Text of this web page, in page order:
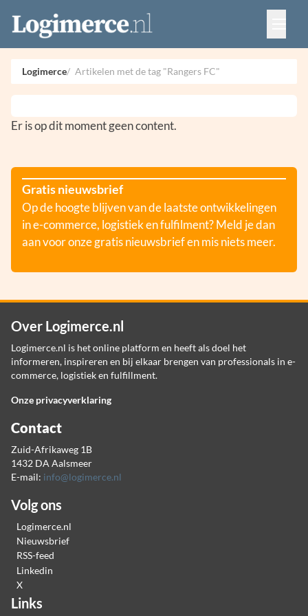
Vacatures
Events
Adverteren
Partners
Logimerce Artikelen met de tag "Rangers FC"
Er is op dit moment geen content.
Gratis nieuwsbrief
Op de hoogte blijven van de laatste ontwikkelingen
in e-commerce, logistiek en fulfilment? Meld je dan
aan voor onze gratis nieuwsbrief en mis niets meer.
Over Logimerce.nl
Logimerce.nl is het online platform en heeft als doel het
informeren, inspireren en bij elkaar brengen van professionals in e-
commerce, logistiek en fulfillment.
Onze privacyverklaring
Contact
Zuid-Afrikaweg 1B
1432 DA Aalsmeer
E-mail: info@logimerce.nl
Volg ons
Logimerce.nl
Nieuwsbrief
RSS-feed
Linkedin
X
Links